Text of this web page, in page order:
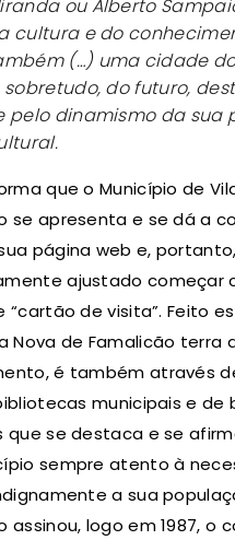
ou Alberto
cultura e do
(…) uma cidade
sobretudo, do futuro,
pelo dinamismo da sua
que o Município de
se apresenta e se dá a
página web e,
ajustado começar
“cartão de visita”. Feito
Nova de Famalicão terra
é também através
municipais e de
que se destaca e se
sempre atento à
a sua
assinou, logo em 1987, o